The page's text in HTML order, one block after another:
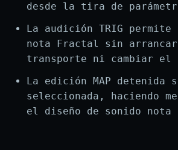
desde la tira de
La audición TRIG permite
nota Fractal sin
transporte ni cambiar el
La edición MAP detenida
seleccionada, haciendo
el diseño de sonido nota